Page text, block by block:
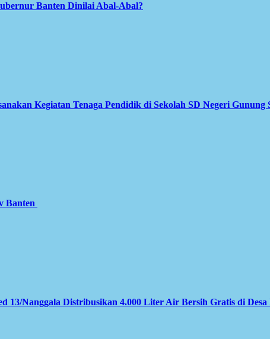
Banten Dinilai Abal-Abal?
Kegiatan Tenaga Pendidik di Sekolah SD Negeri Gunung
Banten
13/Nanggala Distribusikan 4.000 Liter Air Bersih Gratis di Desa